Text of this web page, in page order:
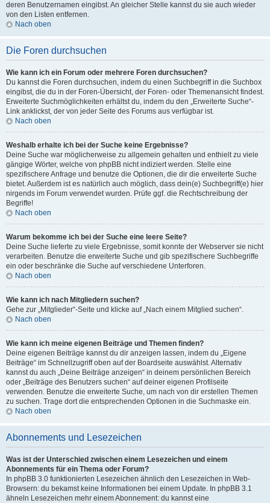
deren Benutzernamen eingibst. An gleicher Stelle kannst du sie auch wieder
von den Listen entfernen.
Nach oben
Die Foren durchsuchen
Wie kann ich ein Forum oder mehrere Foren durchsuchen?
Du kannst die Foren durchsuchen, indem du einen Suchbegriff in die Suchbox
eingibst, die du in der Foren-Übersicht, der Foren- oder Themenansicht findest.
Erweiterte Suchmöglichkeiten erhältst du, indem du den „Erweiterte Suche“-
Link anklickst, der von jeder Seite des Forums aus verfügbar ist.
Nach oben
Weshalb erhalte ich bei der Suche keine Ergebnisse?
Deine Suche war möglicherweise zu allgemein gehalten und enthielt zu viele
gängige Wörter, welche von phpBB nicht indiziert werden. Stelle eine
spezifischere Anfrage und benutze die Optionen, die dir die erweiterte Suche
bietet. Außerdem ist es natürlich auch möglich, dass dein(e) Suchbegriff(e) hier
nirgends im Forum verwendet wurden. Prüfe ggf. die Rechtschreibung der
Begriffe!
Nach oben
Warum bekomme ich bei der Suche eine leere Seite?
Deine Suche lieferte zu viele Ergebnisse, somit konnte der Webserver sie nicht
verarbeiten. Benutze die erweiterte Suche und gib spezifischere Suchbegriffe
ein oder beschränke die Suche auf verschiedene Unterforen.
Nach oben
Wie kann ich nach Mitgliedern suchen?
Gehe zur „Mitglieder“-Seite und klicke auf „Nach einem Mitglied suchen“.
Nach oben
Wie kann ich meine eigenen Beiträge und Themen finden?
Deine eigenen Beiträge kannst du dir anzeigen lassen, indem du „Eigene
Beiträge“ im Schnellzugriff oben auf der Boardseite auswählst. Alternativ
kannst du auch „Deine Beiträge anzeigen“ in deinem persönlichen Bereich
oder „Beiträge des Benutzers suchen“ auf deiner eigenen Profilseite
verwenden. Benutze die erweiterte Suche, um nach von dir erstellen Themen
zu suchen. Trage dort die entsprechenden Optionen in die Suchmaske ein.
Nach oben
Abonnements und Lesezeichen
Was ist der Unterschied zwischen einem Lesezeichen und einem
Abonnements für ein Thema oder Forum?
In phpBB 3.0 funktionierten Lesezeichen ähnlich den Lesezeichen in Web-
Browsern: du bekamst keine Informationen bei einem Update. In phpBB 3.1
ähneln Lesezeichen mehr einem Abonnement: du kannst eine